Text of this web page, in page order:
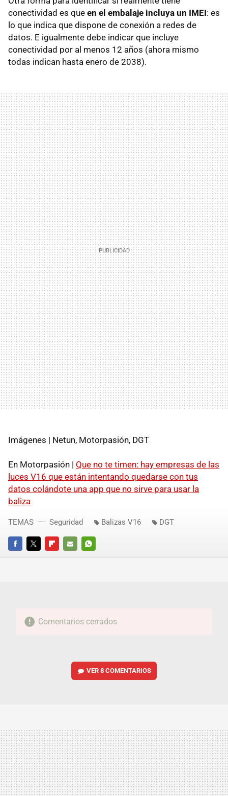
conectividad es que en el embalaje incluya un IMEI: es
lo que indica que dispone de conexión a redes de
datos. E igualmente debe indicar que incluye
conectividad por al menos 12 años (ahora mismo
todas indican hasta enero de 2038).
Imágenes | Netun, Motorpasión, DGT
En Motorpasión | Que no te timen: hay empresas de las
luces V16 que están intentando quedarse con tus
datos colándote una app que no sirve para usar la
baliza
FACEBOOKTWITTERFLIPBOARD
E-
WHATSAPP
TEMAS Seguridad Balizas V16 DGT
Comentarios cerrados
VER8 COMENTARIOS